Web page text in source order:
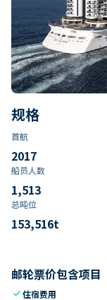
规格
首航
2017
船员人数
1,513
总吨位
153,516t
邮轮票价包含项目
check住宿费用